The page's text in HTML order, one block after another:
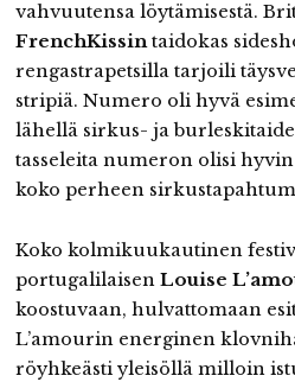
vahvuutensa löytämisestä.
FrenchKissintaidokas
rengastrapetsilla tarjoili
stripiä. Numero oli hyvä
lähellä sirkus- ja
tasseleita numeron olisi
koko perheen
Koko kolmikuukautinen
portugalilaisen Louise
koostuvaan, hulvattomaan
L’amourin energinen
röyhkeästi yleisöllä milloin